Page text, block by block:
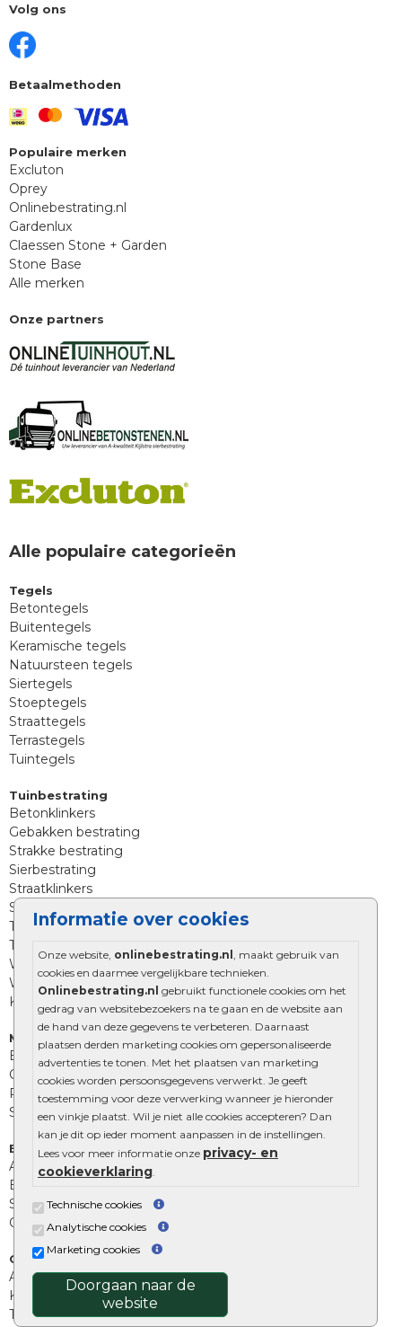
Informatie over cookies
Onze website, onlinebestrating.nl , maakt gebruik van
cookies en daarmee vergelijkbare technieken.
Onlinebestrating.nl gebruikt functionele cookies om het
gedrag van websitebezoekers na te gaan en de website aan
de hand van deze gegevens te verbeteren. Daarnaast
plaatsen derden marketing cookies om gepersonaliseerde
advertenties te tonen. Met het plaatsen van marketing
cookies worden persoonsgegevens verwerkt. Je geeft
toestemming voor deze verwerking wanneer je hieronder
een vinkje plaatst. Wil je niet alle cookies accepteren? Dan
kan je dit op ieder moment aanpassen in de instellingen.
Lees voor meer informatie onze privacy- en
cookieverklaring.
Technische cookies
Analytische cookies
Marketing cookies
Doorgaan naar de
website
Volg ons
Betaalmethoden
Populaire merken
Excluton
Oprey
Onlinebestrating.nl
Gardenlux
Claessen Stone + Garden
Stone Base
Alle merken
Onze partners
Alle populaire categorieën
Tegels
Betontegels
Buitentegels
Keramische tegels
Natuursteen tegels
Siertegels
Stoeptegels
Straattegels
Terrastegels
Tuintegels
Tuinbestrating
Betonklinkers
Gebakken bestrating
Strakke bestrating
Sierbestrating
Straatklinkers
Straatstenen
Trommelstenen
Tuinstenen
Waalformaat
Wildverband bestrating
Kingstones
Muurelementen
Betonbielzen
Opsluitbanden
Palissades
Stapelblokken
Extra benodigdheden
Afwatering en diversen
Beplantings en betonelementen
Split, grind en zand
Oprit tegels
Overig
Aanbiedingen
Kunstgras
Tuintegels outlet